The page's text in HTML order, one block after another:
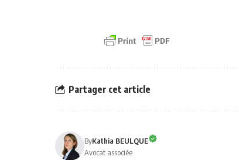
Partager cet article
ByKathia BEULQUE
Avocat associée